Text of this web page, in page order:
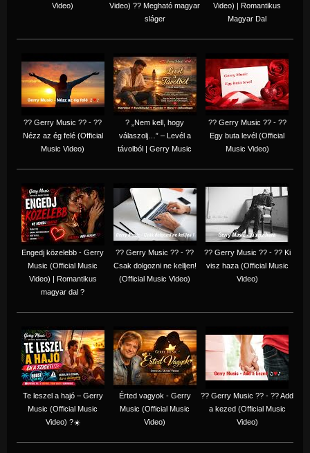
Video)
Video) ?? Megható magyar
sláger
Video) | Romantikus
Magyar Dal
?? Gerry Music ?? - ??
Nézz az ég felé (Official
Music Video)
? „Nem kell, hogy
válaszolj…” – Levél a
távolból | Gerry Music
?? Gerry Music ?? - ??
Egy buta levél (Official
Music Video)
Engedj közelebb - Gerry
Music (Official Music
Video) | Romantikus
magyar dal ?
?? Gerry Music ?? - ??
Csak dolgozni ne kelljen!
(Official Music Video)
?? Gerry Music ?? - ?? Ki
visz haza (Official Music
Video)
Te leszel a hajó – Gerry
Music (Official Music
Video) ?☀️
Érted vagyok - Gerry
Music (Official Music
Video)
?? Gerry Music ?? - ?? Add
a kezed (Official Music
Video)